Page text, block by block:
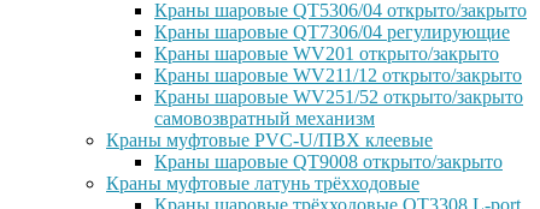
Краны шаровые QT5306/04 открыто/закрыто
Краны шаровые QT7306/04 регулирующие
Краны шаровые WV201 открыто/закрыто
Краны шаровые WV211/12 открыто/закрыто
Краны шаровые WV251/52 открыто/закрыто
самовозвратный механизм
Краны муфтовые PVC-U/ПВХ клеевые
Краны шаровые QT9008 открыто/закрыто
Краны муфтовые латунь трёхходовые
Краны шаровые трёхходовые QT3308 L-port